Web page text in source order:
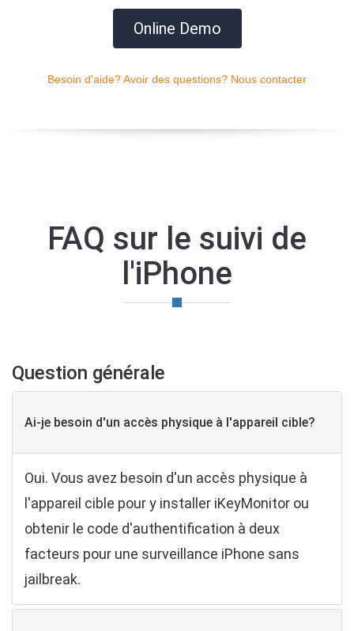
Online Demo
Besoin d'aide? Avoir des questions? Nous contacter
FAQ sur le suivi de
l'iPhone
Question générale
Ai-je besoin d'un accès physique à l'appareil cible?
Oui. Vous avez besoin d'un accès physique à
l'appareil cible pour y installer iKeyMonitor ou
obtenir le code d'authentification à deux
facteurs pour une surveillance iPhone sans
jailbreak.